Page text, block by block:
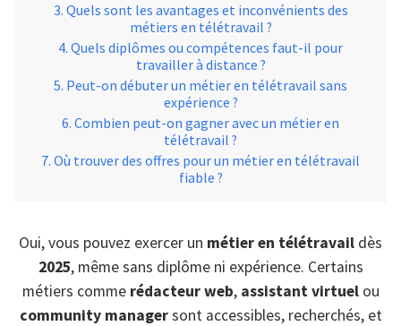
Quels sont les avantages et inconvénients des
métiers en télétravail ?
Quels diplômes ou compétences faut-il pour
travailler à distance ?
Peut-on débuter un métier en télétravail sans
expérience ?
Combien peut-on gagner avec un métier en
télétravail ?
Où trouver des offres pour un métier en télétravail
fiable ?
Oui, vous pouvez exercer un métier en télétravail dès
2025, même sans diplôme ni expérience. Certains
métiers comme rédacteur web, assistant virtuelou
community managersont accessibles, recherchés, et